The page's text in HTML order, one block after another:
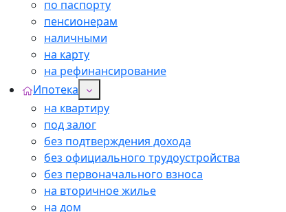
по паспорту
пенсионерам
наличными
на карту
на рефинансирование
Ипотека
на квартиру
под залог
без подтверждения дохода
без официального трудоустройства
без первоначального взноса
на вторичное жилье
на дом